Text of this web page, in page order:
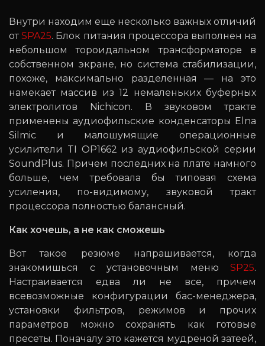
Внутри находим еще несколько важных отличий
отSPA25. Блок питания процессора выполнен на
небольшом тороидальном трансформаторе в
собственном экране, но система стабилизации,
похоже, максимально разделенная — на это
намекает массив из 12 немаленьких буферных
электролитов Nichicon. В звуковом тракте
применены аудиофильские конденсаторы Elna
Silmic и малошумящие операционные
усилители TI OP1662 из аудиофильской серии
SoundPlus. Причем последних на плате намного
больше, чем требовала бы типовая схема
усиления, по-видимому, звуковой тракт
процессора полностью балансный.
Как хочешь, а не как сможешь
Вот такое резюме напрашивается, когда
знакомишься с установочным меню SP25.
Настраивается едва ли не все, причем
всевозможные конфигурации бас-менеджера,
установки фильтров, режимов и прочих
параметров можно сохранять как готовые
пресеты. Поначалу это кажется мудреной затеей,